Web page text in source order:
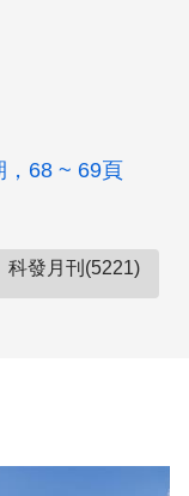
，68 ~ 69頁
科發月刊(5221)